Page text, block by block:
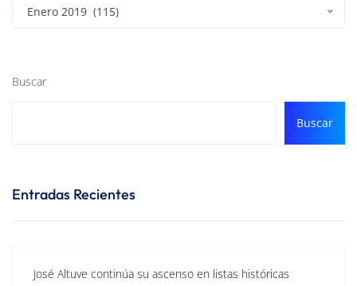
Enero 2019 (115)
Buscar
Buscar
Entradas Recientes
José Altuve continúa su ascenso en listas históricas